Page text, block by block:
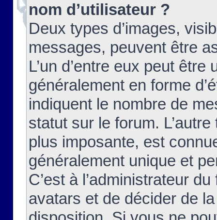
nom d’utilisateur ?
Deux types d’images,
messages, peuvent être
L’un d’entre eux peut
généralement en forme
indiquent le nombre de
statut sur le forum.
plus imposante, est
généralement unique et
C’est à l’administrateur
avatars et de décider de